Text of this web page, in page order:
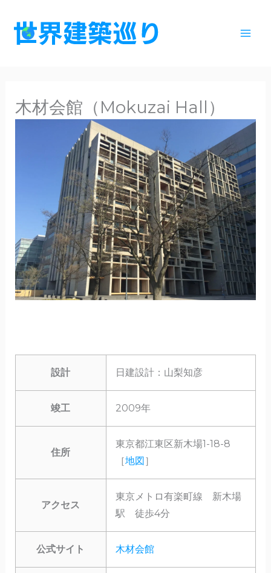
木材会館（Mokuzai Hall）
設計 日建設計：山梨知彦
竣工 2009年
住所
東京都江東区新木場1-18-8
［地図］
アクセス
東京メトロ有楽町線 新木場
駅 徒歩4分
公式サイト 木材会館